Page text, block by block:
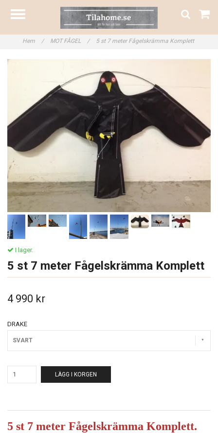
Hem / MOT FÅGEL / 5 st 7 meter Fågelskrämma Komplett
I lager.
5 st 7 meter Fågelskrämma Komplett
4 990 kr
DRAKE
SVART
LÄGG I KORGEN
5 st 7 meter Fågelskrämma Komplett.